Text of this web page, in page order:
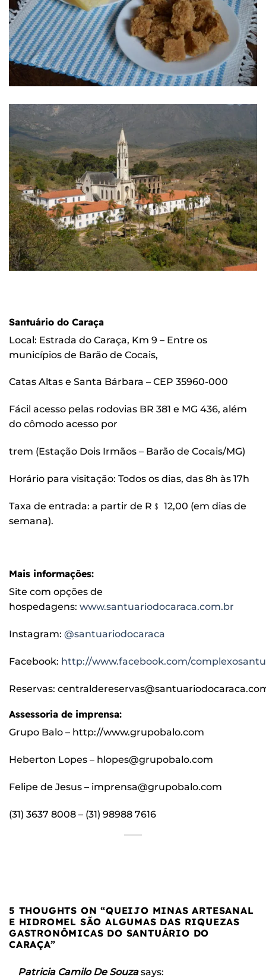
Santuário do Caraça
Local: Estrada do Caraça, Km 9 – Entre os
municípios de Barão de Cocais,
Catas Altas e Santa Bárbara – CEP 35960-000
Fácil acesso pelas rodovias BR 381 e MG 436, além
do cômodo acesso por
trem (Estação Dois Irmãos – Barão de Cocais/MG)
Horário para visitação: Todos os dias, das 8h às 17h
Taxa de entrada: a partir de R﹩ 12,00 (em dias de
semana).
Mais informações:
Site com opções de
hospedagens: www.santuariodocaraca.com.br
Instagram: @santuariodocaraca
Facebook: http://www.facebook.com/
Reservas:
Assessoria de imprensa:
Grupo Balo – http://www.grupobalo.com
Heberton Lopes – hlopes@grupobalo.com
Felipe de Jesus – imprensa@grupobalo.com
(31) 3637 8008 – (31) 98988 7616
5 THOUGHTS ON “QUEIJO MINAS ARTESANAL
E HIDROMEL SÃO ALGUMAS DAS RIQUEZAS
GASTRONÔMICAS DO SANTUÁRIO DO
CARAÇA”
Patricia Camilo De Souza says: